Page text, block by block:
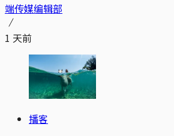
端传媒编辑部
1 天前
播客